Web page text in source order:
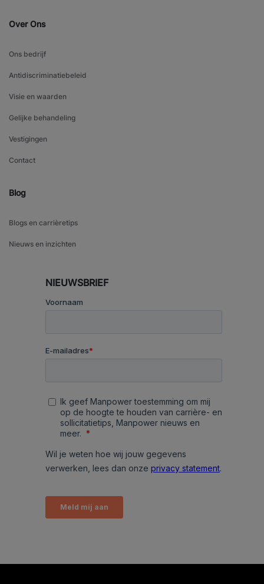
Over Ons
Ons bedrijf
Antidiscriminatiebeleid
Visie en waarden
Gelijke behandeling
Vestigingen
Contact
Blog
Blogs en carrièretips
Nieuws en inzichten
NIEUWSBRIEF